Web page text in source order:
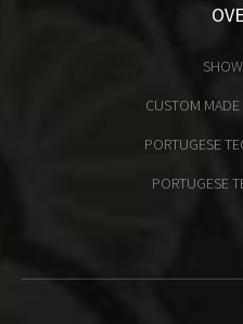
CUSTOM
PORTUGESE
PORTUGESE